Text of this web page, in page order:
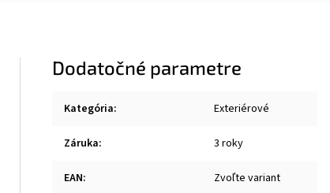
Dodatočné parametre
Kategória: Exteriérové
Záruka: 3 roky
EAN: Zvoľte variant